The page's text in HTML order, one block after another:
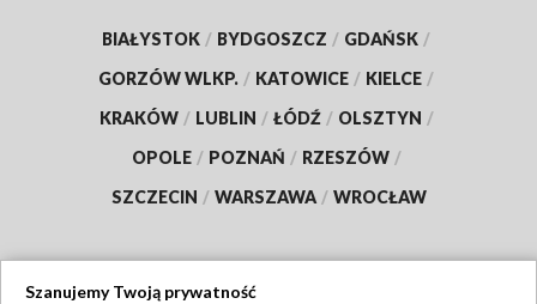
BIAŁYSTOK / BYDGOSZCZ / GDAŃSK /
GORZÓW WLKP. / KATOWICE / KIELCE /
KRAKÓW / LUBLIN / ŁÓDŹ / OLSZTYN /
OPOLE / POZNAŃ / RZESZÓW /
SZCZECIN / WARSZAWA / WROCŁAW
Szanujemy Twoją prywatność